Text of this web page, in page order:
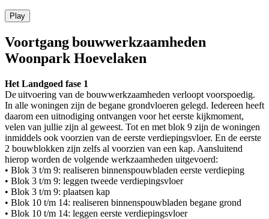
Play
Voortgang bouwwerkzaamheden
Woonpark Hoevelaken
Het Landgoed fase 1
De uitvoering van de bouwwerkzaamheden verloopt voorspoedig.
In alle woningen zijn de begane grondvloeren gelegd. Iedereen heeft
daarom een uitnodiging ontvangen voor het eerste kijkmoment,
velen van jullie zijn al geweest. Tot en met blok 9 zijn de woningen
inmiddels ook voorzien van de eerste verdiepingsvloer. En de eerste
2 bouwblokken zijn zelfs al voorzien van een kap. Aansluitend
hierop worden de volgende werkzaamheden uitgevoerd:
• Blok 3 t/m 9: realiseren binnenspouwbladen eerste verdieping
• Blok 3 t/m 9: leggen tweede verdiepingsvloer
• Blok 3 t/m 9: plaatsen kap
• Blok 10 t/m 14: realiseren binnenspouwbladen begane grond
• Blok 10 t/m 14: leggen eerste verdiepingsvloer